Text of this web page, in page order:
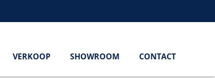
VERKOOP SHOWROOM CONTACT